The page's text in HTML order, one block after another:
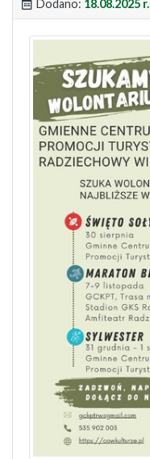
Dodano: 18.08.2025 r.